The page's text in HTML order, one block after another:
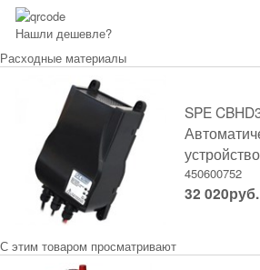
Нашли дешевле?
Расходные материалы
SPE
устройство
450600752
32 020руб.
С этим товаром просматривают